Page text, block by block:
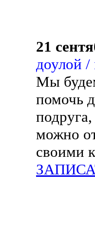
21
доулой
Мы
помочь
можно
своими